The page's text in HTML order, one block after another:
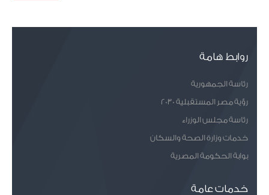
روابط هامة
رئاسة الجمهورية
رؤية مصر المستقبلية 2030
رئاسة مجلس الوزراء
خدمات وزارة الصحة والسكان
بوابة الحكومة المصرية
خدمات عامة